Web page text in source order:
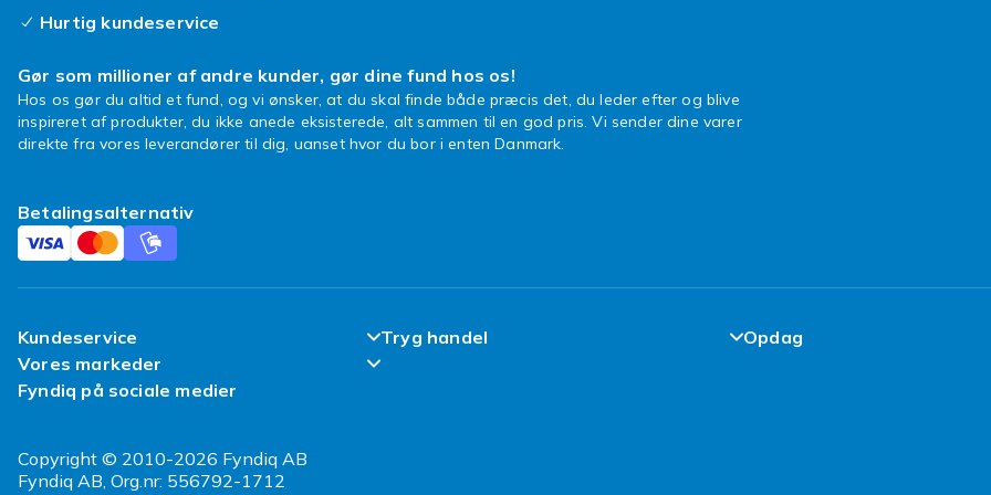
Hurtig kundeservice
Gør som millioner af andre kunder, gør dine fund hos os!
Hos os gør du altid et fund, og vi ønsker, at du skal finde både præcis det, du leder efter og blive
inspireret af produkter, du ikke anede eksisterede, alt sammen til en god pris. Vi sender dine varer
direkte fra vores leverandører til dig, uanset hvor du bor i enten Danmark.
Betalingsalternativ
Kundeservice
Ofte stillede spørgsmål
Levering
Tryg handel
Opdag
Vores markeder
Fyndiq Sverige
Fyndiq Norge
Fyndiq på sociale medier
Copyright © 2010-2026 Fyndiq AB
Fyndiq AB, Org.nr: 556792-1712